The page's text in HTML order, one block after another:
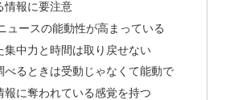
情報に要注意
ュースの能動性が高まっている
集中力と時間は取り戻せない
べるときは受動じゃなくて能動で
報に奪われている感覚を持つ